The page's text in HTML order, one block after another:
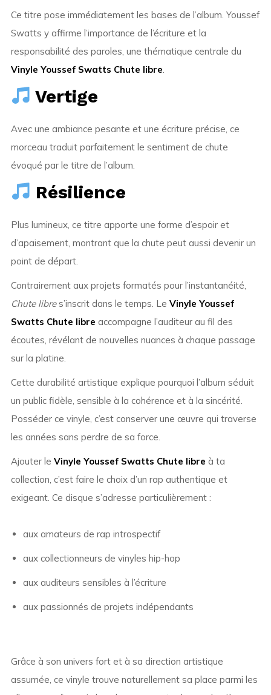
Ce titre pose immédiatement les bases de l’album. Youssef
Swatts y affirme l’importance de l’écriture et la
responsabilité des paroles, une thématique centrale du
Vinyle Youssef Swatts Chute libre.
Vertige
Avec une ambiance pesante et une écriture précise, ce
morceau traduit parfaitement le sentiment de chute
évoqué par le titre de l’album.
Résilience
Plus lumineux, ce titre apporte une forme d’espoir et
d’apaisement, montrant que la chute peut aussi devenir un
point de départ.
Contrairement aux projets formatés pour l’instantanéité,
Chute libres’inscrit dans le temps. Le Vinyle Youssef
Swatts Chute libre accompagne l’auditeur au fil des
écoutes, révélant de nouvelles nuances à chaque passage
sur la platine.
Cette durabilité artistique explique pourquoi l’album séduit
un public fidèle, sensible à la cohérence et à la sincérité.
Posséder ce vinyle, c’est conserver une œuvre qui traverse
les années sans perdre de sa force.
Ajouter le Vinyle Youssef Swatts Chute libre à ta
collection, c’est faire le choix d’un rap authentique et
exigeant. Ce disque s’adresse particulièrement :
aux amateurs de rap introspectif
aux collectionneurs de vinyles hip-hop
aux auditeurs sensibles à l’écriture
aux passionnés de projets indépendants
Grâce à son univers fort et à sa direction artistique
assumée, ce vinyle trouve naturellement sa place parmi les